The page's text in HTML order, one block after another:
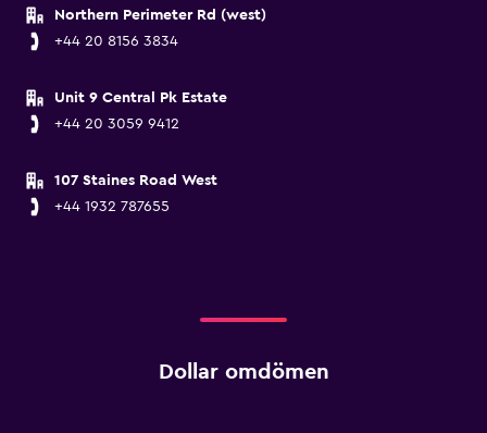
Northern Perimeter Rd (west)
+44 20 8156 3834
Unit 9 Central Pk Estate
+44 20 3059 9412
107 Staines Road West
+44 1932 787655
Dollar omdömen